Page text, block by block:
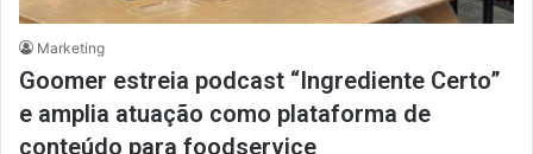
Marketing
Goomer estreia podcast “Ingrediente Certo”
e amplia atuação como plataforma de
conteúdo para foodservice